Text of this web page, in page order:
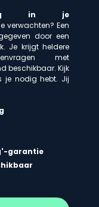
in je
verwachten? Een
door een
Je krijgt heldere
met
beschikbaar. Kijk
je nodig hebt. Jij
garantie